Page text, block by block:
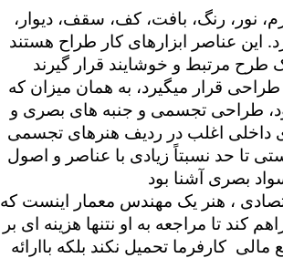
نور، رنگ، بافت، کف، سقف، دیوار،
این عناصر ابزارهای کار طراح هستند
مرتبط و خوشایند قرار گیرند
قرار میگیرد، به همان میزان که
طراحی تجسمی و جنبه های بصری و
داخلی اغلب در ردیف هنرهای تجسمی
تا حد نسبتاً زیادی با عناصر و اصول
بصری آشنا بود
، هنر یک مهندس معمار اینست که
کند تا مراجعه به او نتنها هزینه ای بر
کارفرما تحمیل نکند بلکه باارائه مالی